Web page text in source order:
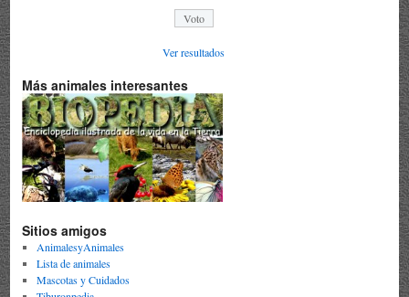
Ver resultados
Más animales interesantes
Sitios amigos
AnimalesyAnimales
Lista de animales
Mascotas y Cuidados